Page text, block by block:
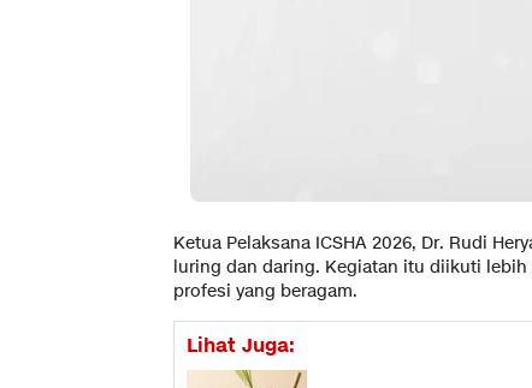
Ketua Pelaksana ICSHA 2026, Dr. Rudi
luring dan daring. Kegiatan itu diikuti lebih
profesi yang beragam.
Lihat Juga: